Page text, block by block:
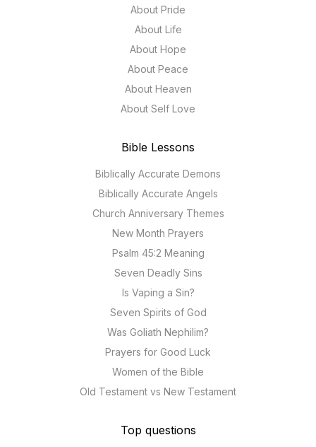
About Pride
About Life
About Hope
About Peace
About Heaven
About Self Love
Bible Lessons
Biblically Accurate Demons
Biblically Accurate Angels
Church Anniversary Themes
New Month Prayers
Psalm 45:2 Meaning
Seven Deadly Sins
Is Vaping a Sin?
Seven Spirits of God
Was Goliath Nephilim?
Prayers for Good Luck
Women of the Bible
Old Testament vs New Testament
Top questions